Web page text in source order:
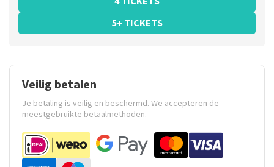
5+ TICKETS
Veilig betalen
Je betaling is veilig en beschermd. We accepteren de
meestgebruikte betaalmethoden.